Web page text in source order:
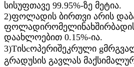
სისუფთავე 99.95%-ზე მეტია.
2)ფოლადის ბირთვი არის
ფოლადირომელი
დაახლოებით 0.15%-ია.
3)Tისcოპერიშეკრული g
გრადუსის გავლას